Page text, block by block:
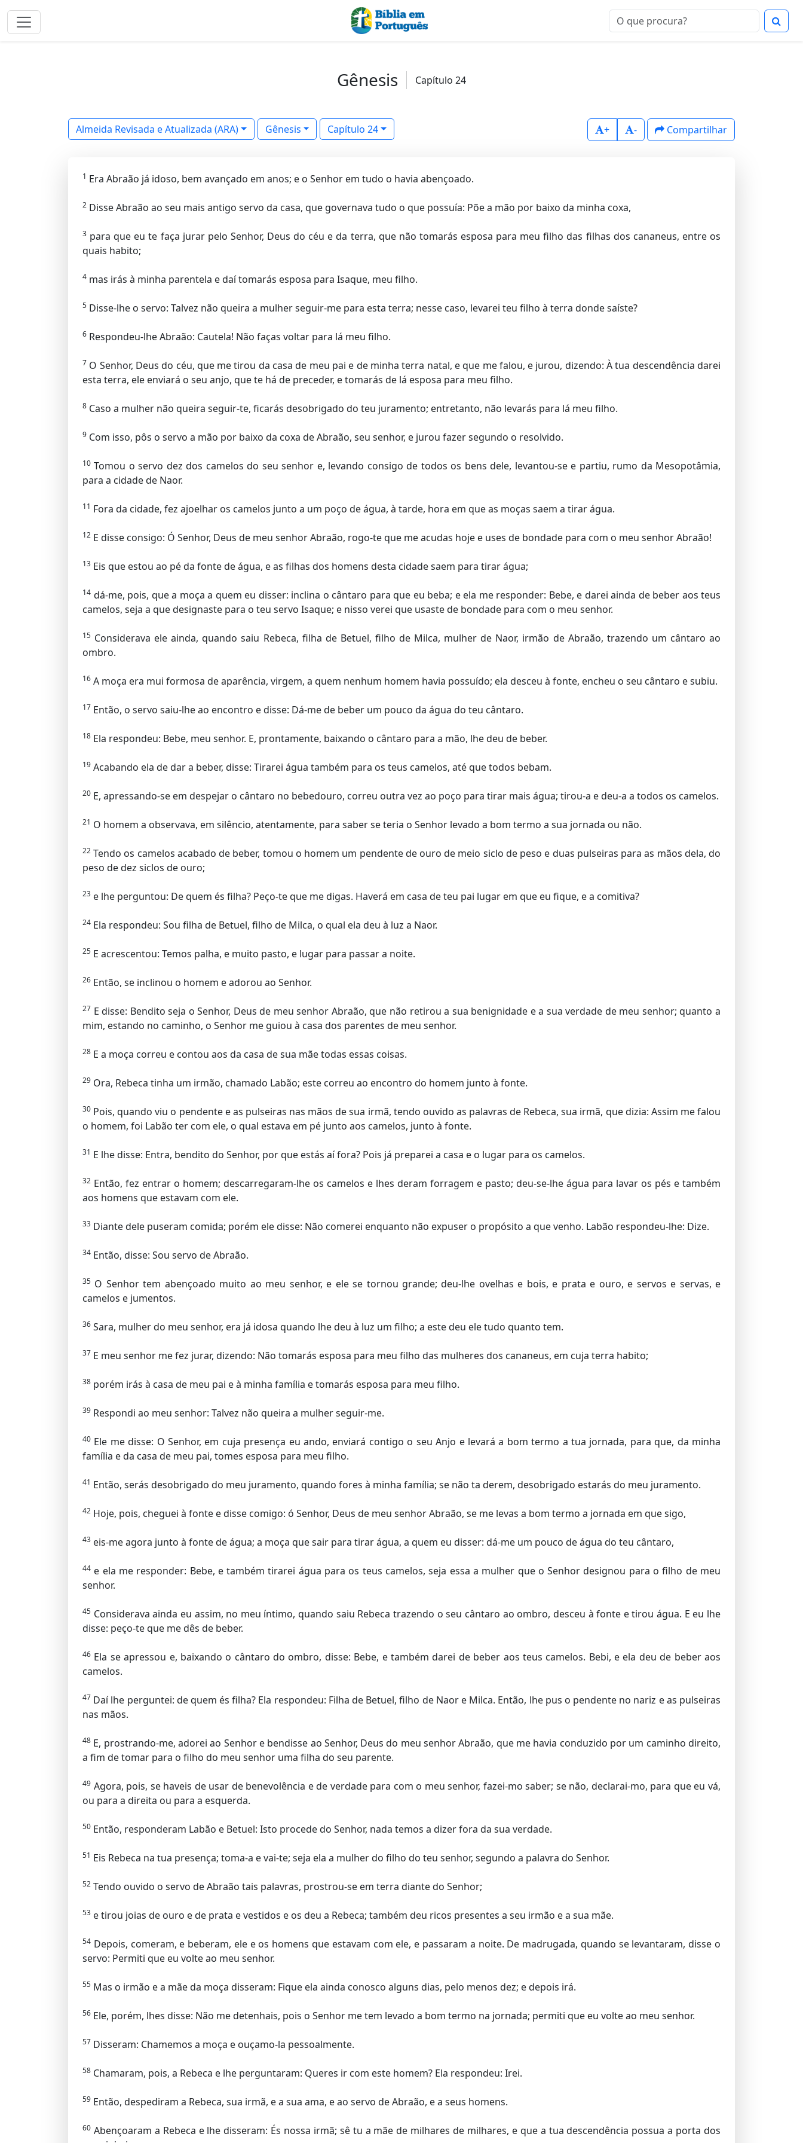
Gênesis Capítulo 24
Almeida Revisada e Atualizada (ARA) Gênesis Capítulo 24 + - Compartilhar
1 Era Abraão já idoso, bem avançado em anos; e o Senhor em tudo o havia abençoado.
2 Disse Abraão ao seu mais antigo servo da casa, que governava tudo o que possuía: Põe a mão por baixo da minha coxa,
3 para que eu te faça jurar pelo Senhor, Deus do céu e da terra, que não tomarás esposa para meu filho das filhas dos cananeus, entre os
quais habito;
4 mas irás à minha parentela e daí tomarás esposa para Isaque, meu filho.
5 Disse-lhe o servo: Talvez não queira a mulher seguir-me para esta terra; nesse caso, levarei teu filho à terra donde saíste?
6 Respondeu-lhe Abraão: Cautela! Não faças voltar para lá meu filho.
7 O Senhor, Deus do céu, que me tirou da casa de meu pai e de minha terra natal, e que me falou, e jurou, dizendo: À tua descendência darei
esta terra, ele enviará o seu anjo, que te há de preceder, e tomarás de lá esposa para meu filho.
8 Caso a mulher não queira seguir-te, ficarás desobrigado do teu juramento; entretanto, não levarás para lá meu filho.
9 Com isso, pôs o servo a mão por baixo da coxa de Abraão, seu senhor, e jurou fazer segundo o resolvido.
10 Tomou o servo dez dos camelos do seu senhor e, levando consigo de todos os bens dele, levantou-se e partiu, rumo da Mesopotâmia,
para a cidade de Naor.
11 Fora da cidade, fez ajoelhar os camelos junto a um poço de água, à tarde, hora em que as moças saem a tirar água.
12 E disse consigo: Ó Senhor, Deus de meu senhor Abraão, rogo-te que me acudas hoje e uses de bondade para com o meu senhor Abraão!
13 Eis que estou ao pé da fonte de água, e as filhas dos homens desta cidade saem para tirar água;
14 dá-me, pois, que a moça a quem eu disser: inclina o cântaro para que eu beba; e ela me responder: Bebe, e darei ainda de beber aos teus
camelos, seja a que designaste para o teu servo Isaque; e nisso verei que usaste de bondade para com o meu senhor.
15 Considerava ele ainda, quando saiu Rebeca, filha de Betuel, filho de Milca, mulher de Naor, irmão de Abraão, trazendo um cântaro ao
ombro.
16 A moça era mui formosa de aparência, virgem, a quem nenhum homem havia possuído; ela desceu à fonte, encheu o seu cântaro e subiu.
17 Então, o servo saiu-lhe ao encontro e disse: Dá-me de beber um pouco da água do teu cântaro.
18 Ela respondeu: Bebe, meu senhor. E, prontamente, baixando o cântaro para a mão, lhe deu de beber.
19 Acabando ela de dar a beber, disse: Tirarei água também para os teus camelos, até que todos bebam.
20 E, apressando-se em despejar o cântaro no bebedouro, correu outra vez ao poço para tirar mais água; tirou-a e deu-a a todos os camelos.
21 O homem a observava, em silêncio, atentamente, para saber se teria o Senhor levado a bom termo a sua jornada ou não.
22 Tendo os camelos acabado de beber, tomou o homem um pendente de ouro de meio siclo de peso e duas pulseiras para as mãos dela, do
peso de dez siclos de ouro;
23 e lhe perguntou: De quem és filha? Peço-te que me digas. Haverá em casa de teu pai lugar em que eu fique, e a comitiva?
24 Ela respondeu: Sou filha de Betuel, filho de Milca, o qual ela deu à luz a Naor.
25 E acrescentou: Temos palha, e muito pasto, e lugar para passar a noite.
26 Então, se inclinou o homem e adorou ao Senhor.
27 E disse: Bendito seja o Senhor, Deus de meu senhor Abraão, que não retirou a sua benignidade e a sua verdade de meu senhor; quanto a
mim, estando no caminho, o Senhor me guiou à casa dos parentes de meu senhor.
28 E a moça correu e contou aos da casa de sua mãe todas essas coisas.
29 Ora, Rebeca tinha um irmão, chamado Labão; este correu ao encontro do homem junto à fonte.
30 Pois, quando viu o pendente e as pulseiras nas mãos de sua irmã, tendo ouvido as palavras de Rebeca, sua irmã, que dizia: Assim me falou
o homem, foi Labão ter com ele, o qual estava em pé junto aos camelos, junto à fonte.
31 E lhe disse: Entra, bendito do Senhor, por que estás aí fora? Pois já preparei a casa e o lugar para os camelos.
32 Então, fez entrar o homem; descarregaram-lhe os camelos e lhes deram forragem e pasto; deu-se-lhe água para lavar os pés e também
aos homens que estavam com ele.
33 Diante dele puseram comida; porém ele disse: Não comerei enquanto não expuser o propósito a que venho. Labão respondeu-lhe: Dize.
34 Então, disse: Sou servo de Abraão.
35 O Senhor tem abençoado muito ao meu senhor, e ele se tornou grande; deu-lhe ovelhas e bois, e prata e ouro, e servos e servas, e
camelos e jumentos.
36 Sara, mulher do meu senhor, era já idosa quando lhe deu à luz um filho; a este deu ele tudo quanto tem.
37 E meu senhor me fez jurar, dizendo: Não tomarás esposa para meu filho das mulheres dos cananeus, em cuja terra habito;
38 porém irás à casa de meu pai e à minha família e tomarás esposa para meu filho.
39 Respondi ao meu senhor: Talvez não queira a mulher seguir-me.
40 Ele me disse: O Senhor, em cuja presença eu ando, enviará contigo o seu Anjo e levará a bom termo a tua jornada, para que, da minha
família e da casa de meu pai, tomes esposa para meu filho.
41 Então, serás desobrigado do meu juramento, quando fores à minha família; se não ta derem, desobrigado estarás do meu juramento.
42 Hoje, pois, cheguei à fonte e disse comigo: ó Senhor, Deus de meu senhor Abraão, se me levas a bom termo a jornada em que sigo,
43 eis-me agora junto à fonte de água; a moça que sair para tirar água, a quem eu disser: dá-me um pouco de água do teu cântaro,
44 e ela me responder: Bebe, e também tirarei água para os teus camelos, seja essa a mulher que o Senhor designou para o filho de meu
senhor.
45 Considerava ainda eu assim, no meu íntimo, quando saiu Rebeca trazendo o seu cântaro ao ombro, desceu à fonte e tirou água. E eu lhe
disse: peço-te que me dês de beber.
46 Ela se apressou e, baixando o cântaro do ombro, disse: Bebe, e também darei de beber aos teus camelos. Bebi, e ela deu de beber aos
camelos.
47 Daí lhe perguntei: de quem és filha? Ela respondeu: Filha de Betuel, filho de Naor e Milca. Então, lhe pus o pendente no nariz e as pulseiras
nas mãos.
48 E, prostrando-me, adorei ao Senhor e bendisse ao Senhor, Deus do meu senhor Abraão, que me havia conduzido por um caminho direito,
a fim de tomar para o filho do meu senhor uma filha do seu parente.
49 Agora, pois, se haveis de usar de benevolência e de verdade para com o meu senhor, fazei-mo saber; se não, declarai-mo, para que eu vá,
ou para a direita ou para a esquerda.
50 Então, responderam Labão e Betuel: Isto procede do Senhor, nada temos a dizer fora da sua verdade.
51 Eis Rebeca na tua presença; toma-a e vai-te; seja ela a mulher do filho do teu senhor, segundo a palavra do Senhor.
52 Tendo ouvido o servo de Abraão tais palavras, prostrou-se em terra diante do Senhor;
53 e tirou joias de ouro e de prata e vestidos e os deu a Rebeca; também deu ricos presentes a seu irmão e a sua mãe.
54 Depois, comeram, e beberam, ele e os homens que estavam com ele, e passaram a noite. De madrugada, quando se levantaram, disse o
servo: Permiti que eu volte ao meu senhor.
55 Mas o irmão e a mãe da moça disseram: Fique ela ainda conosco alguns dias, pelo menos dez; e depois irá.
56 Ele, porém, lhes disse: Não me detenhais, pois o Senhor me tem levado a bom termo na jornada; permiti que eu volte ao meu senhor.
57 Disseram: Chamemos a moça e ouçamo-la pessoalmente.
58 Chamaram, pois, a Rebeca e lhe perguntaram: Queres ir com este homem? Ela respondeu: Irei.
59 Então, despediram a Rebeca, sua irmã, e a sua ama, e ao servo de Abraão, e a seus homens.
60 Abençoaram a Rebeca e lhe disseram: És nossa irmã; sê tu a mãe de milhares de milhares, e que a tua descendência possua a porta dos